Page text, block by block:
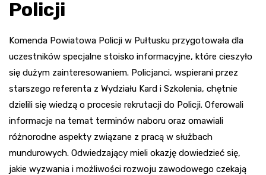
Policji
Komenda Powiatowa Policji w Pułtusku przygotowała dla
uczestników specjalne stoisko informacyjne, które cieszyło
się dużym zainteresowaniem. Policjanci, wspierani przez
starszego referenta z Wydziału Kard i Szkolenia, chętnie
dzielili się wiedzą o procesie rekrutacji do Policji. Oferowali
informacje na temat terminów naboru oraz omawiali
różnorodne aspekty związane z pracą w służbach
mundurowych. Odwiedzający mieli okazję dowiedzieć się,
jakie wyzwania i możliwości rozwoju zawodowego czekają